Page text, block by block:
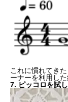
これに慣れてき
ーナーを利用し
7. ピッコロを試